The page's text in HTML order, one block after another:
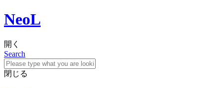
NeoL
開く
Search
閉じる